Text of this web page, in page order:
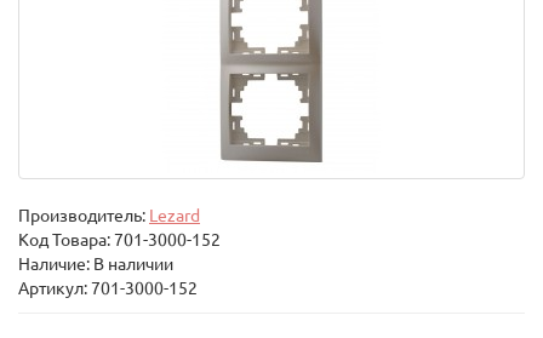
Производитель: Lezard
Код Товара:701-3000-152
Наличие: В наличии
Артикул: 701-3000-152